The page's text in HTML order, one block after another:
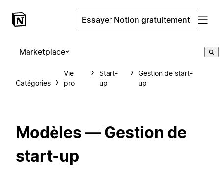
Essayer Notion gratuitement
Marketplace
Catégories
Vie
pro
Start-
up
Gestion de start-
up
Modèles — Gestion de
start-up